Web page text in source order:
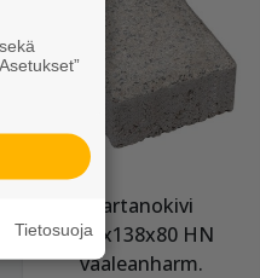
Kartanokivi
278x138x80 HN
vaaleanharm.
Tietosuoja